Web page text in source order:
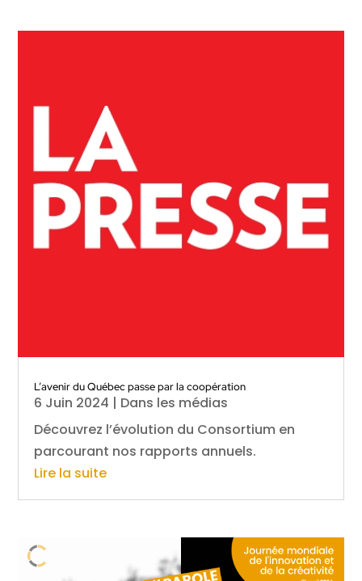
L’avenir du Québec passe par la coopération
6 Juin 2024 | Dans les médias
Découvrez l’évolution du Consortium en
parcourant nos rapports annuels.
Lire la suite